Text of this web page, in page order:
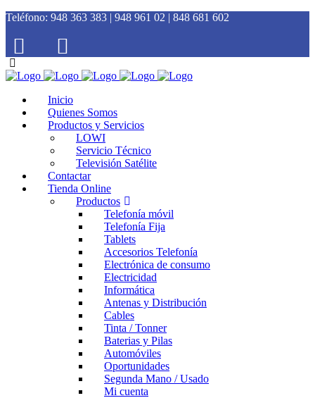
Teléfono: 948 363 383 | 948 961 02 | 848 681 602
Inicio
Quienes Somos
Productos y Servicios
LOWI
Servicio Técnico
Televisión Satélite
Contactar
Tienda Online
Productos
Telefonía móvil
Telefonía Fija
Tablets
Accesorios Telefonía
Electrónica de consumo
Electricidad
Informática
Antenas y Distribución
Cables
Tinta / Tonner
Baterias y Pilas
Automóviles
Oportunidades
Segunda Mano / Usado
Mi cuenta